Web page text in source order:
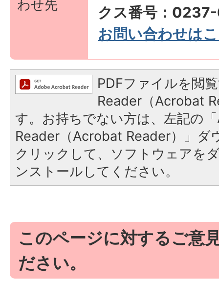
わせ先
クス番号：
お問い合わせは
PDFファイルを閲
Reader（Acrobat
す。お持ちでない方は、左記の
Reader（Acrobat Reader）」ダ
クリックして、ソフトウェアを
ンストールしてください。
このページに対するご意
ださい。